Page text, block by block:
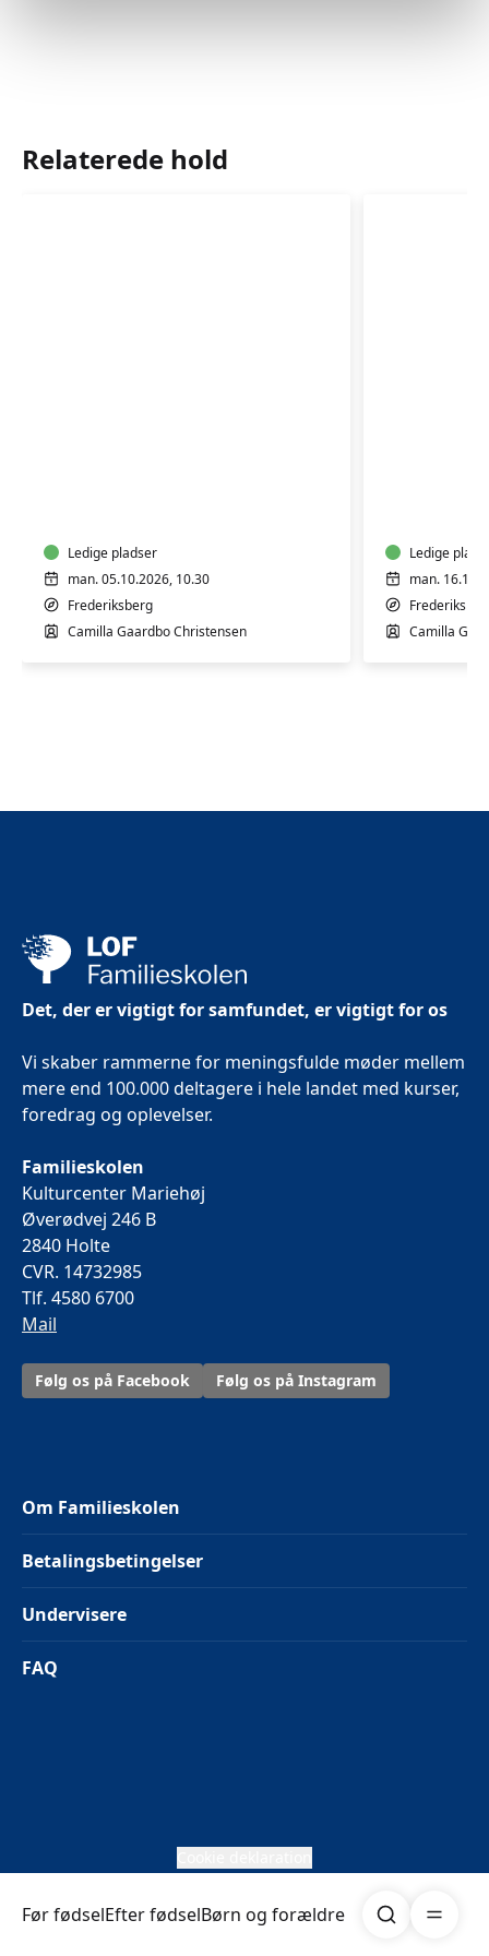
Før fødselEfter fødselBørn og forældre Søg
Relaterede hold
børnLedige pladser
man. 05.10.2026, 10.30
Frederiksberg
Camilla Gaardbo Christensen
børn
Ledige
man.
Camilla
Det, der er vigtigt for samfundet, er vigtigt for os
Vi skaber rammerne for meningsfulde møder mellem
mere end 100.000 deltagere i hele landet med kurser,
foredrag og oplevelser.
Familieskolen
Kulturcenter Mariehøj
Øverødvej 246 B
2840 Holte
CVR. 14732985
Tlf. 4580 6700
Mail
Følg os på Facebook Følg os på Instagram
Om Familieskolen
Betalingsbetingelser
Undervisere
FAQ